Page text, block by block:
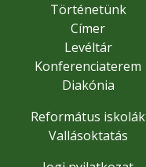
Történetünk
Címer
Levéltár
Konferenciaterem
Diakónia
Református iskolák
Vallásoktatás